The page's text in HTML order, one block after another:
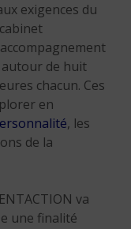
exigences du
de huit
chacun. Ces
en
, les
de la
va
une finalité